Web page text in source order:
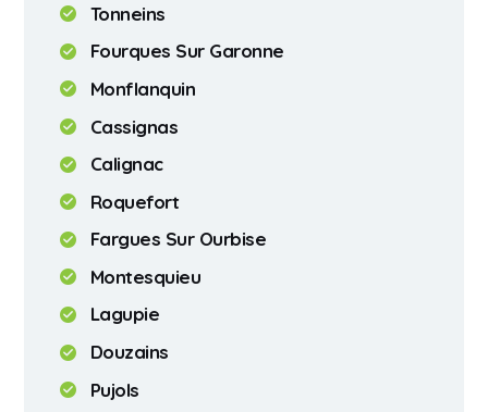
Tonneins
Fourques Sur Garonne
Monflanquin
Cassignas
Calignac
Roquefort
Fargues Sur Ourbise
Montesquieu
Lagupie
Douzains
Pujols